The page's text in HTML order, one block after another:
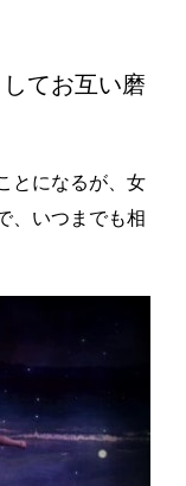
てお互い磨
とになるが、女
、いつまでも相